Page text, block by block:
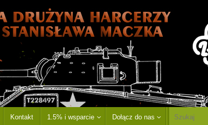
Kontakt 1.5% i wsparcie Dołącz do nas